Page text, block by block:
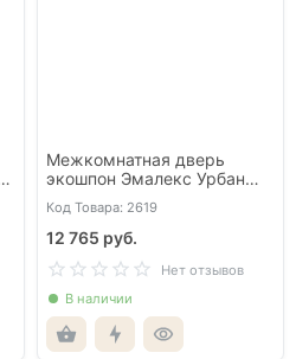
Межкомнатная дверь
экошпон Эмалекс Урбан
2ГР молочный АЛ Золотая
кромка с 4-х сторон
Код Товара: 2619
12 765 руб.
Нет отзывов
В наличии